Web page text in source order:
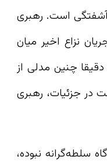
است. رهبری
نزاع اخیر میان
دقیقا چنین مدلی از
در جزئیات، رهبری
سلطه‌گرانه نبوده،